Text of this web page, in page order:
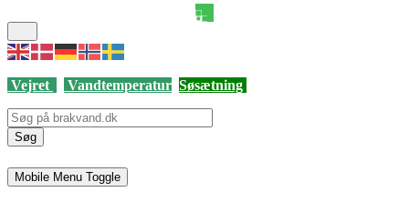
Vejret Vandtemperatur Søsætning
Søg
Mobile Menu Toggle